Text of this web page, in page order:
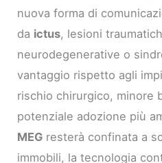
nuova forma di
da ictus, lesioni
neurodegenerative o
vantaggio rispetto agli
rischio chirurgico, minore
potenziale adozione più
MEG resterà confinata a
immobili, la tecnologia